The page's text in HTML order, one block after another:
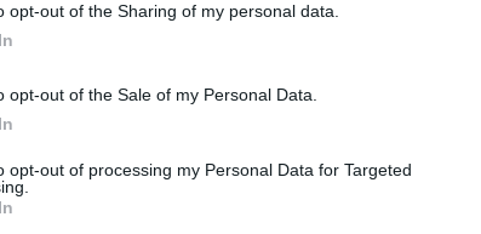
opt-out of the Sharing of my personal data.
opt-out of the Sale of my Personal Data.
opt-out of processing my Personal Data for Targeted
Призрачное дерево Маршмеллоу
Багровый вьюнок